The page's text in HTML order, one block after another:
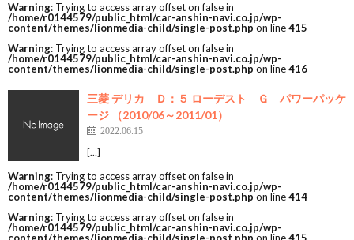
Warning: Trying to access array offset on false in
/home/r0144579/public_html/car-anshin-navi.co.jp/wp-
content/themes/lionmedia-child/single-post.php on line415
Warning: Trying to access array offset on false in
/home/r0144579/public_html/car-anshin-navi.co.jp/wp-
content/themes/lionmedia-child/single-post.php on line416
三菱 デリカ Ｄ：５ ローデスト Ｇ パワーパッケ
ージ （2010/06～2011/01）
2022.06.15
[…]
Warning: Trying to access array offset on false in
/home/r0144579/public_html/car-anshin-navi.co.jp/wp-
content/themes/lionmedia-child/single-post.php on line414
Warning: Trying to access array offset on false in
/home/r0144579/public_html/car-anshin-navi.co.jp/wp-